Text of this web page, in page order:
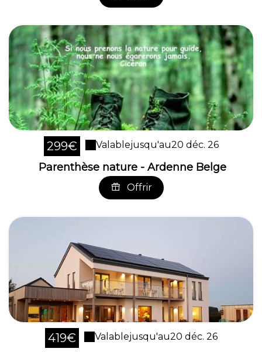
299€ Valablejusqu'au20 déc. 26
Parenthèse nature - Ardenne Belge
Offrir
419€ Valablejusqu'au20 déc. 26